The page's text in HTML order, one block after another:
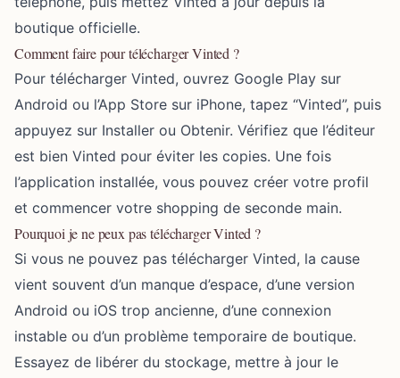
boutique officielle.
Comment faire pour télécharger Vinted ?
Pour télécharger Vinted, ouvrez Google Play sur
Android ou l’App Store sur iPhone, tapez “Vinted”, puis
appuyez sur Installer ou Obtenir. Vérifiez que l’éditeur
est bien Vinted pour éviter les copies. Une fois
l’application installée, vous pouvez créer votre profil
et commencer votre shopping de seconde main.
Pourquoi je ne peux pas télécharger Vinted ?
Si vous ne pouvez pas télécharger Vinted, la cause
vient souvent d’un manque d’espace, d’une version
Android ou iOS trop ancienne, d’une connexion
instable ou d’un problème temporaire de boutique.
Essayez de libérer du stockage, mettre à jour le